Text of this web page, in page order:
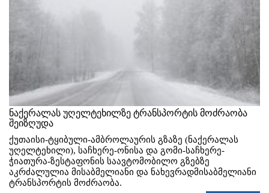
ნაქერალას უღელტეხილზე ტრანსპორტის მოძრაობა
შეიზღუდა
ქუთაისი-ტყიბული-ამბროლაურის გზაზე (ნაქერალას
უღელტეხილი), საჩხერე-ონისა და გომი-საჩხერე-
ჭიათურა-ზესტაფონის საავტომობილო გზებზე
აკრძალულია მისაბმელიანი და ნახევრადმისაბმელიანი
ტრანსპორტის მოძრაობა.